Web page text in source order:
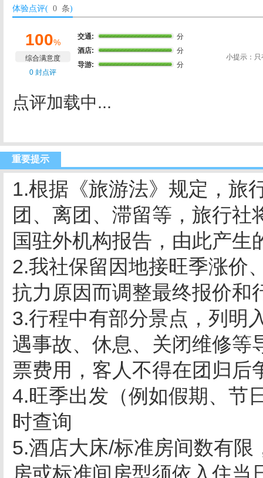
体验点评( 0 条)
100%
综合满意度
0 封点评
交通:
分
酒店:
分
导游:
分
小提示：
点评加载中...
重要提示
1.根据《旅游法》规定，旅
团、离团、滞留等，旅行
国驻外机构报告，由此产
2.我社保留因地接旺季涨价
抗力原因而调整最终报价和
3.行程中有部分景点，列明
遇事故、休息、关闭维修等
票费用，客人不得在团归后
4.旺季出发（例如假期、节
时查询
5.酒店大床/标准房间数有
房或标准间房型须依入住当